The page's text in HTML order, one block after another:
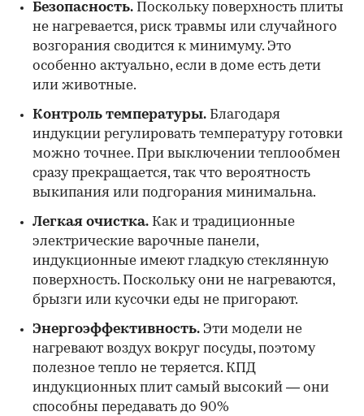
Безопасность. Поскольку поверхность плиты
не нагревается, риск травмы или случайного
возгорания сводится к минимуму. Это
особенно актуально, если в доме есть дети
или животные.
Контроль температуры. Благодаря
индукции регулировать температуру готовки
можно точнее. При выключении теплообмен
сразу прекращается, так что вероятность
выкипания или подгорания минимальна.
Легкая очистка. Как и традиционные
электрические варочные панели,
индукционные имеют гладкую стеклянную
поверхность. Поскольку они не нагреваются,
брызги или кусочки еды не пригорают.
Энергоэффективность. Эти модели не
нагревают воздух вокруг посуды, поэтому
полезное тепло не теряется. КПД
индукционных плит самый высокий — они
способны передавать до 90%